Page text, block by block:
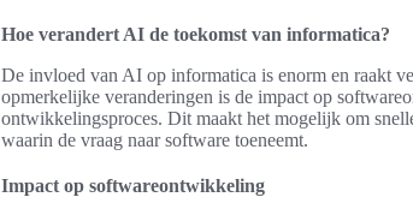
Hoe verandert AI de toekomst van informatica?
De invloed van AI op informatica is enorm en raakt
opmerkelijke veranderingen is de impact op
ontwikkelingsproces. Dit maakt het mogelijk om
waarin de vraag naar software toeneemt.
Impact op softwareontwikkeling